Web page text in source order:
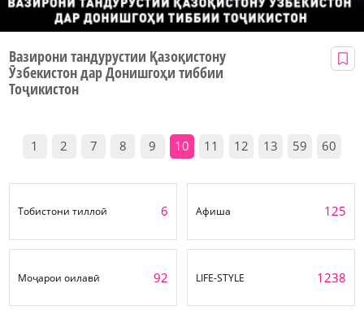
Вазирони тандурустии Қазоқистону
Ӯзбекистон дар Донишгоҳи тиббии
Тоҷикистон
1 2 7 8 9 10 11 12 13 59 60
Тобистони тиллоӣ 6 Афиша 125
Моҷарои оилавӣ 92 LIFE-STYLE 1238